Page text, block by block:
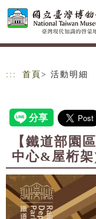
跳到主要內容
網站導覽
::: 首頁 > 活動明細
【鐵道部園
中心&屋桁